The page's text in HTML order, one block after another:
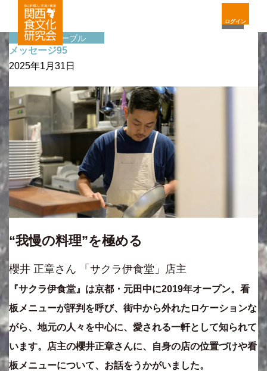
ログイン
サイドテーブル
メッセージ95
2025年1月31日
“我慢の料理”を極める
櫻井 正章さん 「サクラ伊食堂」店主
『サクラ伊食堂』は京都・元田中に2019年オープン。看
板メニューが評判を呼び、街中から外れたロケーションな
がら、地元の人々を中心に、愛される一軒として知られて
います。店主の櫻井正章さんに、自身の店の位置づけや看
板メニューについて、お話をうかがいました。